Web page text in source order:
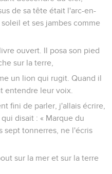
de sa tête était l'arc-en-
et ses jambes comme
ouvert. Il posa son pied
sur la terre,
un lion qui rugit. Quand il
entendre leur voix.
fini de parler, j'allais écrire,
disait : « Marque du
sept tonnerres, ne l'écris
sur la mer et sur la terre